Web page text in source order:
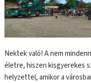
Nektek való! A nem
életre, hiszen kisgyerekes
helyzettel, amikor a